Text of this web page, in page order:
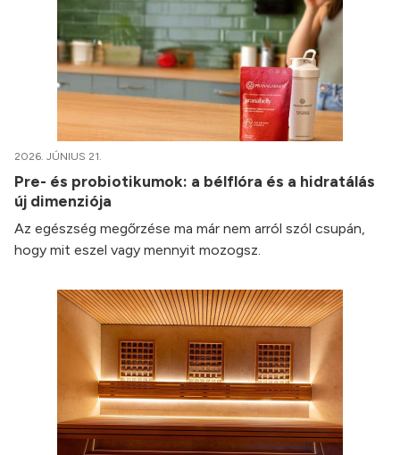
2026. JÚNIUS 21.
Pre- és probiotikumok: a bélflóra és a hidratálás
új dimenziója
Az egészség megőrzése ma már nem arról szól csupán,
hogy mit eszel vagy mennyit mozogsz.